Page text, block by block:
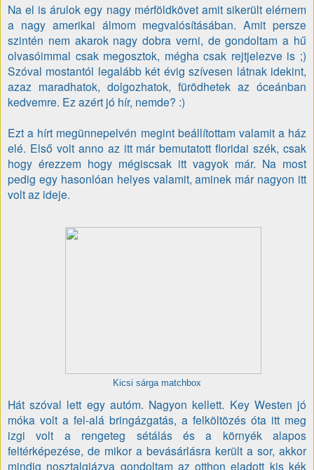
Na el is árulok egy nagy mérföldkövet amit sikerült elérnem
a nagy amerikai álmom megvalósításában. Amit persze
szintén nem akarok nagy dobra verni, de gondoltam a hű
olvasóimmal csak megosztok, mégha csak rejtjelezve is ;)
Szóval mostantól legalább két évig szívesen látnak idekint,
azaz maradhatok, dolgozhatok, fürödhetek az óceánban
kedvemre. Ez azért jó hír, nemde? :)
Ezt a hírt megünnepelvén megint beállítottam valamit a ház
elé. Első volt anno az itt már bemutatott floridai szék, csak
hogy érezzem hogy mégiscsak itt vagyok már. Na most
pedig egy hasonlóan helyes valamit, aminek már nagyon itt
volt az ideje.
Kicsi sárga matchbox
Hát szóval lett egy autóm. Nagyon kellett. Key Westen jó
móka volt a fel-alá bringázgatás, a felköltözés óta itt meg
izgi volt a rengeteg sétálás és a környék alapos
feltérképezése, de mikor a bevásárlásra került a sor, akkor
mindig nosztalgiázva gondoltam az otthon eladott kis kék